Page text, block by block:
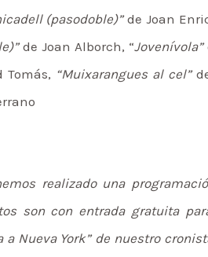
(pasodoble)”de Joan
de Joan Alborch, “Jovenívola”
“Muixarangues al cel”
realizado una
son con entrada gratuita
Nueva York” de nuestro